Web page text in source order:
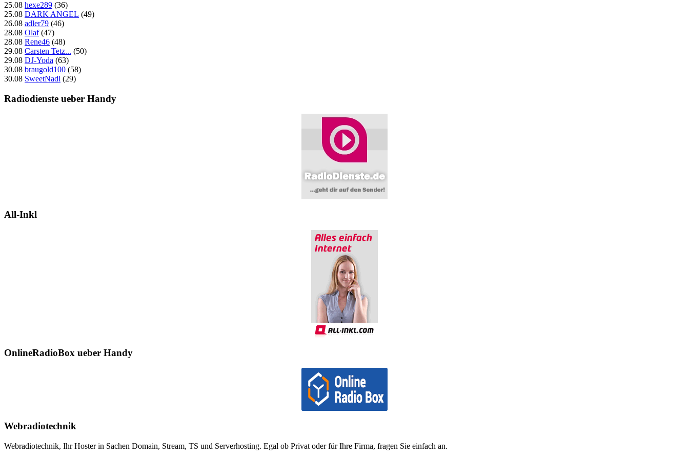
25.08 hexe289 (36)
25.08 DARK ANGEL (49)
26.08 adler79 (46)
28.08 Olaf(47)
28.08 Rene46 (48)
29.08 Carsten Tetz... (50)
29.08 DJ-Yoda (63)
30.08 braugold100 (58)
30.08 SweetNadl (29)
Radiodienste ueber Handy
All-Inkl
OnlineRadioBox ueber Handy
Webradiotechnik
Webradiotechnik, Ihr Hoster in Sachen Domain, Stream, TS und Serverhosting. Egal ob Privat oder für Ihre Firma, fragen Sie einfach an.